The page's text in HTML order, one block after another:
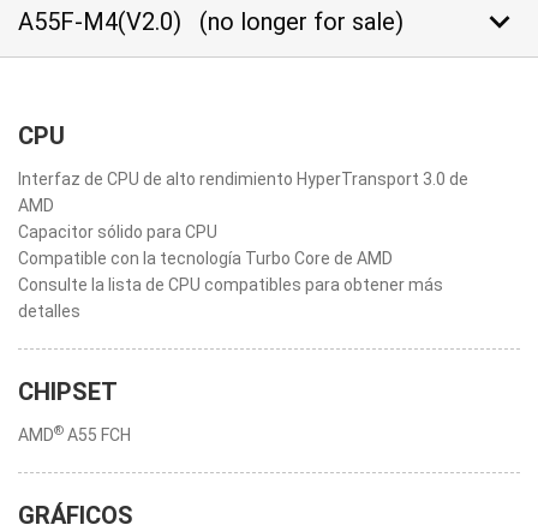
A55F-M4(V2.0) (no longer for sale) keyboard_arrow_down
CPU
Interfaz de CPU de alto rendimiento HyperTransport 3.0 de
AMD
Capacitor sólido para CPU
Compatible con la tecnología Turbo Core de AMD
Consulte la lista de CPU compatibles para obtener más
detalles
CHIPSET
AMD® A55 FCH
GRÁFICOS